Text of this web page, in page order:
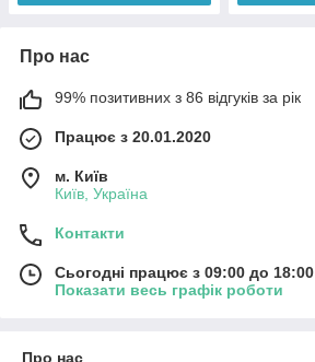
Про нас
99% позитивних з 86 відгуків за рік
Працює з 20.01.2020
м. Київ
Київ, Україна
Контакти
Сьогодні працює з 09:00 до 18:00
Показати весь графік роботи
Про нас